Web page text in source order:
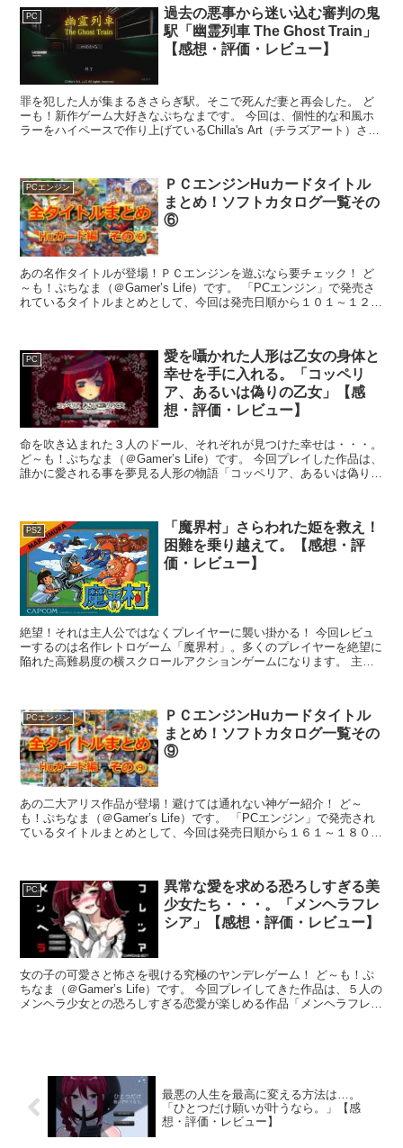
PC
過去の悪事から迷い込む審判の鬼
駅「幽霊列車 The Ghost Train」
【感想・評価・レビュー】
罪を犯した人が集まるきさらぎ駅。そこで死んだ妻と再会した。 ど
ーも！新作ゲーム大好きなぷちなまです。 今回は、個性的な和風ホ
ラーをハイペースで作り上げているChilla's Art（チラズアート）さん
PCエンジン
ＰＣエンジンHuカードタイトル
まとめ！ソフトカタログ一覧その
⑥
あの名作タイトルが登場！ＰＣエンジンを遊ぶなら要チェック！ ど
～も！ぷちなま（＠Gamer’s Life）です。 「PCエンジン」で発売さ
れているタイトルまとめとして、今回は発売日順から１０１～１２０
PC
愛を囁かれた人形は乙女の身体と
幸せを手に入れる。「コッペリ
ア、あるいは偽りの乙女」【感
想・評価・レビュー】
命を吹き込まれた３人のドール、それぞれが見つけた幸せは・・・。
ど～も！ぷちなま（＠Gamer’s Life）です。 今回プレイした作品は、
誰かに愛される事を夢見る人形の物語「コッペリア、あるいは偽りの
PS2
「魔界村」さらわれた姫を救え！
困難を乗り越えて。【感想・評
価・レビュー】
絶望！それは主人公ではなくプレイヤーに襲い掛かる！ 今回レビュ
ーするのは名作レトロゲーム「魔界村」。多くのプレイヤーを絶望に
陥れた高難易度の横スクロールアクションゲームになります。 主人
PCエンジン
ＰＣエンジンHuカードタイトル
まとめ！ソフトカタログ一覧その
⑨
あの二大アリス作品が登場！避けては通れない神ゲー紹介！ ど～
も！ぷちなま（＠Gamer’s Life）です。 「PCエンジン」で発売され
ているタイトルまとめとして、今回は発売日順から１６１～１８０作
PC
異常な愛を求める恐ろしすぎる美
少女たち・・・。「メンヘラフレ
シア」【感想・評価・レビュー】
女の子の可愛さと怖さを覗ける究極のヤンデレゲーム！ ど～も！ぷ
ちなま（＠Gamer’s Life）です。 今回プレイしてきた作品は、５人の
メンヘラ少女との恐ろしすぎる恋愛が楽しめる作品「メンヘラフレシ
最悪の人生を最高に変える方法は…。
「ひとつだけ願いが叶うなら。」【感
想・評価・レビュー】